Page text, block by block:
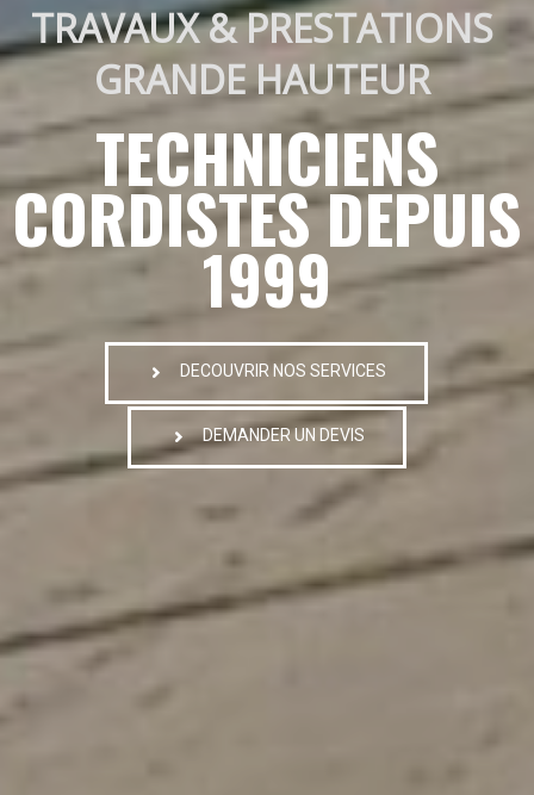
TRAVAUX & PRESTATIONS
GRANDE HAUTEUR
TECHNICIENS
CORDISTES DEPUIS
1999
DECOUVRIR NOS SERVICES
DEMANDER UN DEVIS